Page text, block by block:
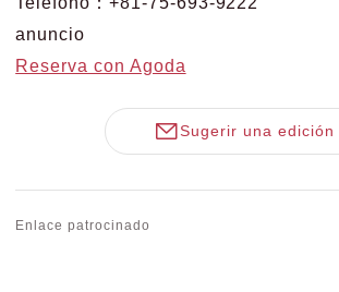
anuncio
Reserva con Agoda
Sugerir una edición
Enlace patrocinado